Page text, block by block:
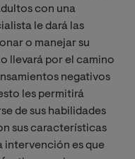
con una
le dará las
o manejar su
llevará por el camino
negativos
les permitirá
de sus habilidades
sus características
intervención es que